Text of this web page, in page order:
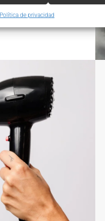
de privacidad